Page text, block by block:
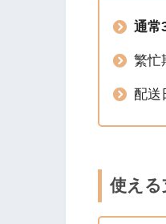
通常
繁忙
配送
使える